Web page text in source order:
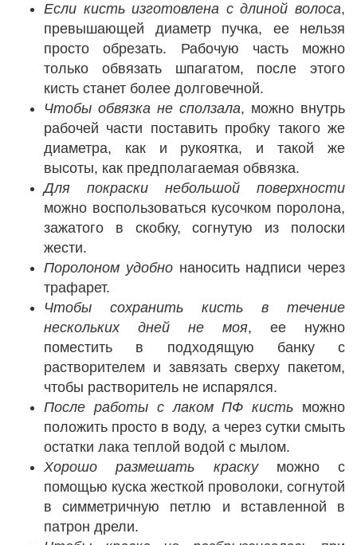
Если кисть изготовлена с длиной волоса,
превышающей диаметр пучка, ее нельзя
просто обрезать. Рабочую часть можно
только обвязать шпагатом, после этого
кисть станет более долговечной.
Чтобы обвязка не сползала, можно внутрь
рабочей части поставить пробку такого же
диаметра, как и рукоятка, и такой же
высоты, как предполагаемая обвязка.
Для покраски небольшой поверхности
можно воспользоваться кусочком поролона,
зажатого в скобку, согнутую из полоски
жести.
Поролоном удобнонаносить надписи через
трафарет.
Чтобы сохранить кисть в течение
нескольких дней не моя, ее нужно
поместить в подходящую банку с
растворителем и завязать сверху пакетом,
чтобы растворитель не испарялся.
После работы с лаком ПФ кисть можно
положить просто в воду, а через сутки смыть
остатки лака теплой водой с мылом.
Хорошо размешать краску можно с
помощью куска жесткой проволоки, согнутой
в симметричную петлю и вставленной в
патрон дрели.